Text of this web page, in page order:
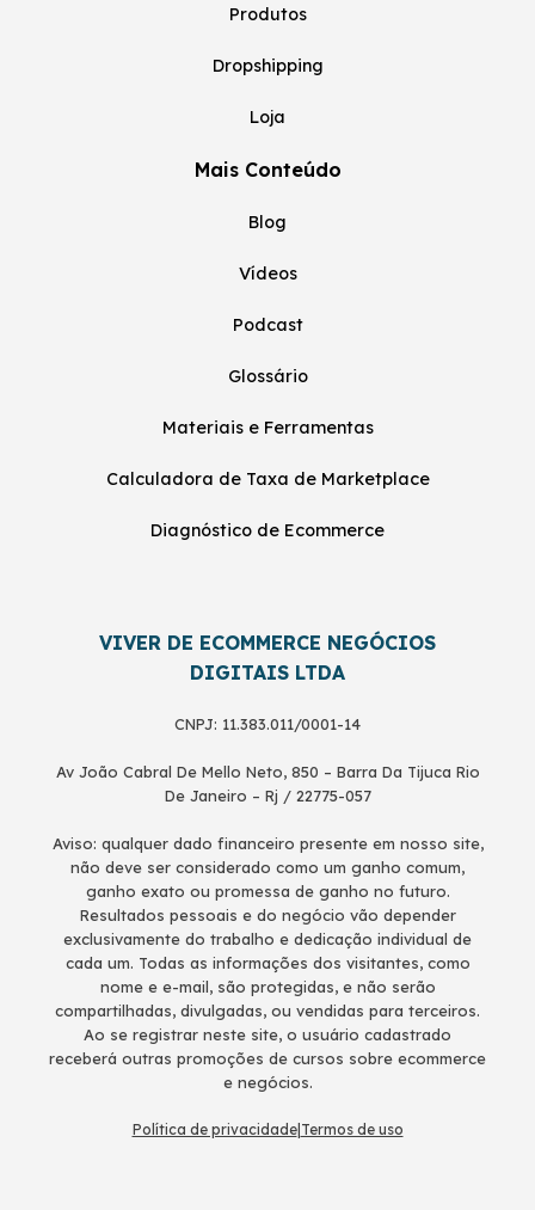
Produtos
Dropshipping
Loja
Mais Conteúdo
Blog
Vídeos
Podcast
Glossário
Materiais e Ferramentas
Calculadora de Taxa de Marketplace
Diagnóstico de Ecommerce
VIVER DE ECOMMERCE NEGÓCIOS
DIGITAIS LTDA
CNPJ: 11.383.011/0001-14
Av João Cabral De Mello Neto, 850 – Barra Da Tijuca Rio
De Janeiro – Rj / 22775-057
Aviso: qualquer dado financeiro presente em nosso site,
não deve ser considerado como um ganho comum,
ganho exato ou promessa de ganho no futuro.
Resultados pessoais e do negócio vão depender
exclusivamente do trabalho e dedicação individual de
cada um. Todas as informações dos visitantes, como
nome e e-mail, são protegidas, e não serão
compartilhadas, divulgadas, ou vendidas para terceiros.
Ao se registrar neste site, o usuário cadastrado
receberá outras promoções de cursos sobre ecommerce
e negócios.
Política de privacidade| Termos de uso